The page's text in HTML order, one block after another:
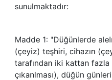
sunulmaktadır:
Madde 1: "Düğünlerde
(çeyiz) teşhiri, cihazın
tarafından iki kattan fazla
çıkanlması), düğün